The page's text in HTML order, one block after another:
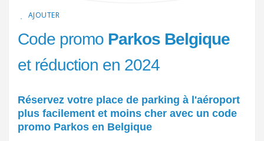
AJOUTER
Code promo Parkos Belgique
et réduction en 2024
Réservez votre place de parking à l'aéroport
plus facilement et moins cher avec un code
promo Parkos en Belgique